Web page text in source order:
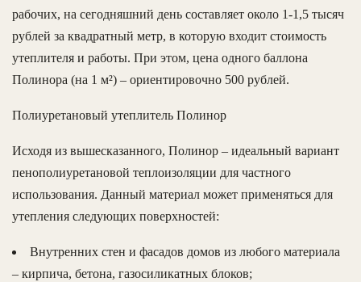
рабочих, на сегодняшний день составляет около 1-1,5 тысяч
рублей за квадратный метр, в которую входит стоимость
утеплителя и работы. При этом, цена одного баллона
Полинора (на 1 м²) – ориентировочно 500 рублей.
Полиуретановый утеплитель Полинор
Исходя из вышесказанного, Полинор – идеальный вариант
пенополиуретановой теплоизоляции для частного
использования. Данный материал может применяться для
утепления следующих поверхностей:
Внутренних стен и фасадов домов из любого материала
– кирпича, бетона, газосиликатных блоков;